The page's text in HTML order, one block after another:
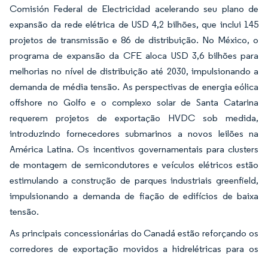
Comisión Federal de Electricidad acelerando seu plano de
expansão da rede elétrica de USD 4,2 bilhões, que inclui 145
projetos de transmissão e 86 de distribuição. No México, o
programa de expansão da CFE aloca USD 3,6 bilhões para
melhorias no nível de distribuição até 2030, impulsionando a
demanda de média tensão. As perspectivas de energia eólica
offshore no Golfo e o complexo solar de Santa Catarina
requerem projetos de exportação HVDC sob medida,
introduzindo fornecedores submarinos a novos leilões na
América Latina. Os incentivos governamentais para clusters
de montagem de semicondutores e veículos elétricos estão
estimulando a construção de parques industriais greenfield,
impulsionando a demanda de fiação de edifícios de baixa
tensão.
As principais concessionárias do Canadá estão reforçando os
corredores de exportação movidos a hidrelétricas para os